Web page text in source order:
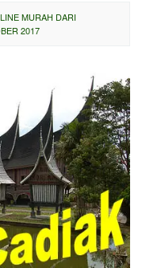
MURAH DARI
2017